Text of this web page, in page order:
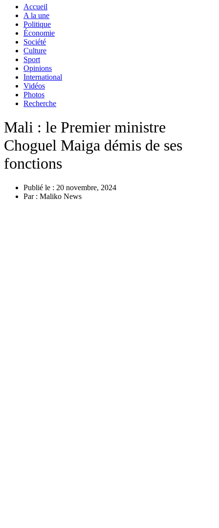
Accueil
A la une
Politique
Économie
Société
Culture
Sport
Opinions
International
Vidéos
Photos
Recherche
Mali : le Premier ministre
Choguel Maiga démis de ses
fonctions
Publié le : 20 novembre, 2024
Par : Maliko News